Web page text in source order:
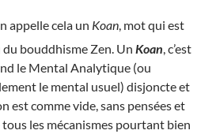
n appelle cela un Koan , mot qui est
du bouddhisme Zen. Un Koan , c’est
le Mental Analytique (ou
le mental usuel) disjoncte et
est comme vide, sans pensées et
tous les mécanismes pourtant bien